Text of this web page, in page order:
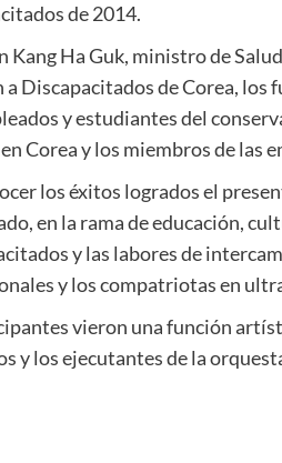
de 2014.
Kang Ha Guk, ministro de
Discapacitados de Corea,
y estudiantes del
Corea y los miembros de las
los éxitos logrados el
en la rama de educación,
y las labores de
y los compatriotas en
vieron una función
y los ejecutantes de la